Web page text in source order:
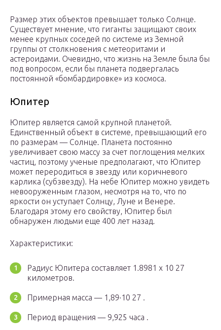
Размер этих объектов превышает только Солнце.
Существует мнение, что гиганты защищают своих
менее крупных соседей по системе из Земной
группы от столкновения с метеоритами и
астероидами. Очевидно, что жизнь на Земле была бы
под вопросом, если бы планета подвергалась
постоянной «бомбардировке» из космоса.
Юпитер
Юпитер является самой крупной планетой.
Единственный объект в системе, превышающий его
по размерам — Солнце. Планета постоянно
увеличивает свою массу за счет поглощения мелких
частиц, поэтому ученые предполагают, что Юпитер
может переродиться в звезду или коричневого
карлика (субзвезду). На небе Юпитер можно увидеть
невооруженным глазом, несмотря на то, что по
яркости он уступает Солнцу, Луне и Венере.
Благодаря этому его свойству, Юпитер был
обнаружен людьми еще 400 лет назад.
Характеристики:
Радиус Юпитера составляет 1.8981 x 10 27
километров.
Примерная масса — 1,89·10 27 .
Период вращения — 9,925 часа .